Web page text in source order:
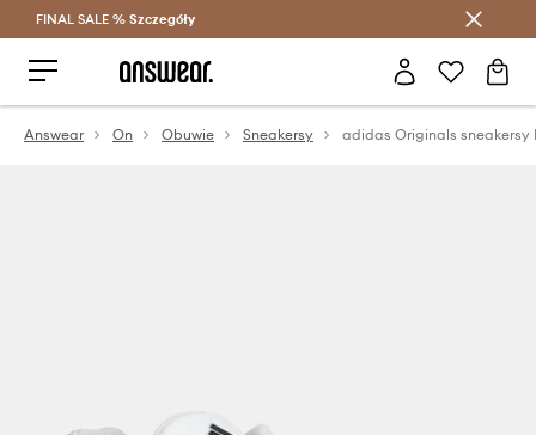
Oszczędzaj z Answear Club >
FINAL SALE % Szczegóły
Answear On Obuwie Sneakersy